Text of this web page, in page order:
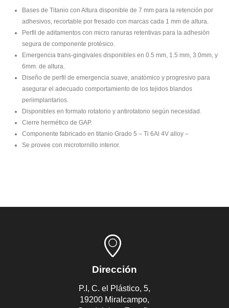
Bases de Titanio con Altura disponible de 7 mm para la retención por
adhesivos, recortable por fresado con marcas cada 1 mm de altura.
Perfil de aditamentos con micro ranuras retentivas para la adhesión
segura de componente protésico.
Emergencia trans-gingivales disponibles en 0.5 mm, 1.5 mm, 3.0mm, y
6mm. de altura.
Diseño de perfil de emergencia suave, anatómico y progresivo para
asegurar el adecuado comportamiento de los tejidos blandos
periimplantarios.
Disponibles en formato rotatorio y antirotatorio según necesidad.
Cierre hermético de GAP.
Componente fabricado en titanio Grado 5 – Ti 6Al 4V alloy –
Se provee con microtornillo interior.
Dirección
P.I, C. el Plástico, 5,
19200 Miralcampo,